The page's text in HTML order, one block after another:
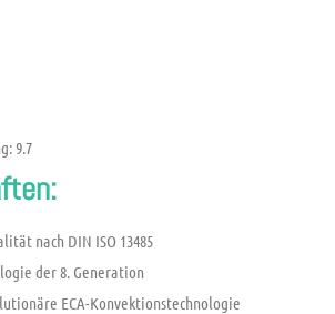
9.7
nach DIN ISO 13485
der 8. Generation
ECA-Konvektionstechnologie